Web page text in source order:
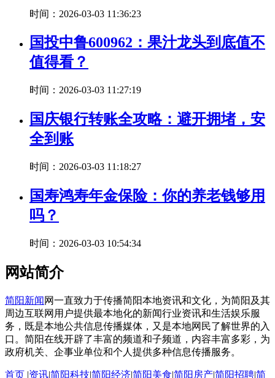
时间：2026-03-03 11:36:23
国投中鲁600962：果汁龙头到底值不
值得看？
时间：2026-03-03 11:27:19
国庆银行转账全攻略：避开拥堵，安
全到账
时间：2026-03-03 11:18:27
国寿鸿寿年金保险：你的养老钱够用
吗？
时间：2026-03-03 10:54:34
网站简介
简阳新闻 网一直致力于传播简阳本地资讯和文化，为简阳及其
周边互联网用户提供最本地化的新闻行业资讯和生活娱乐服
务，既是本地公共信息传播媒体，又是本地网民了解世界的入
口。简阳在线开辟了丰富的频道和子频道，内容丰富多彩，为
政府机关、企事业单位和个人提供多种信息传播服务。
首页 |资讯|简阳科技|简阳经济|简阳美食|简阳房产|简阳招聘|简